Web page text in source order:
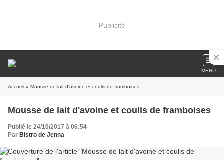
Publicité
MENU
Accueil » Mousse de lait d'avoine et coulis de framboises
Mousse de lait d'avoine et coulis de framboises
Publié le 24/10/2017 à 06:54
Par Bistro de Jenna